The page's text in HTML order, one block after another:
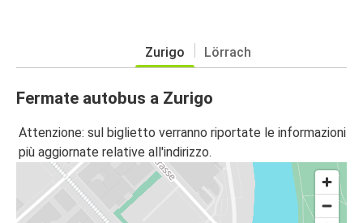
Zurigo Lörrach
Fermate autobus a Zurigo
Attenzione: sul biglietto verranno riportate le informazioni
più aggiornate relative all'indirizzo.